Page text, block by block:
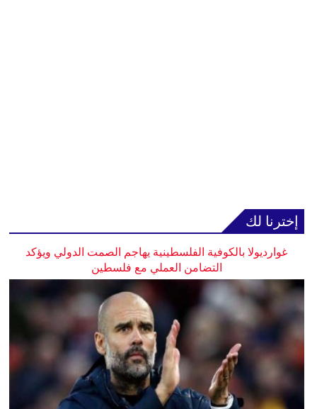
إخترنا لك
غوارديولا بالكوفية الفلسطينية يهاجم الصمت الدولي ويؤكد
التضامن العملي مع فلسطين